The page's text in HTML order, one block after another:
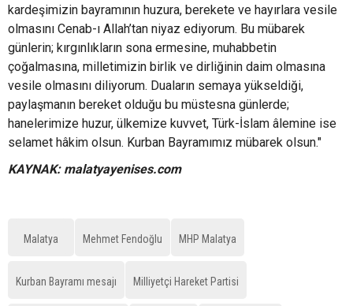
kardeşimizin bayramının huzura, berekete ve hayırlara vesile
olmasını Cenab-ı Allah’tan niyaz ediyorum. Bu mübarek
günlerin; kırgınlıkların sona ermesine, muhabbetin
çoğalmasına, milletimizin birlik ve dirliğinin daim olmasına
vesile olmasını diliyorum. Duaların semaya yükseldiği,
paylaşmanın bereket olduğu bu müstesna günlerde;
hanelerimize huzur, ülkemize kuvvet, Türk-İslam âlemine ise
selamet hâkim olsun. Kurban Bayramımız mübarek olsun."
KAYNAK: malatyayenises.com
Malatya Mehmet Fendoğlu MHP Malatya
Kurban Bayramı mesajı Milliyetçi Hareket Partisi